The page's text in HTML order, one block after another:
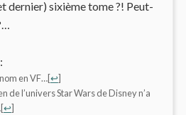
d’ambiguïté et
dernier) sixième tome ?! Peut-
en VF…[↩]
de l’univers Star Wars de Disney n’a
[↩]